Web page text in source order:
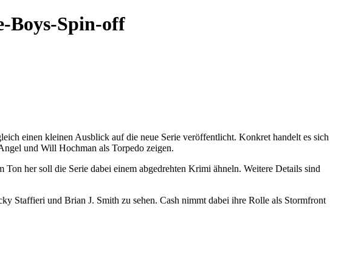
Boys-Spin-off
einen kleinen Ausblick auf die neue Serie veröffentlicht. Konkret handelt es sich
und Will Hochman als Torpedo zeigen.
her soll die Serie dabei einem abgedrehten Krimi ähneln. Weitere Details sind
Staffieri und Brian J. Smith zu sehen. Cash nimmt dabei ihre Rolle als Stormfront